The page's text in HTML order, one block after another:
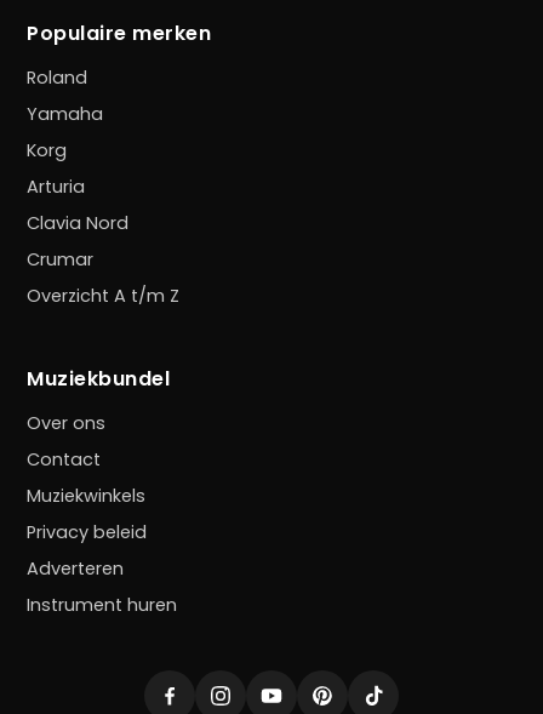
Populaire merken
Roland
Yamaha
Korg
Arturia
Clavia Nord
Crumar
Overzicht A t/m Z
Muziekbundel
Over ons
Contact
Muziekwinkels
Privacy beleid
Adverteren
Instrument huren